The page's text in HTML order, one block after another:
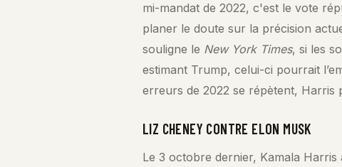
mi-mandat de 2022, c'est le vote
planer le doute sur la précision
souligne le New York Times, si les
estimant Trump, celui-ci pourrait
erreurs de 2022 se répètent, Harris
LIZ CHENEY CONTRE ELON MUSK
Le 3 octobre dernier, Kamala